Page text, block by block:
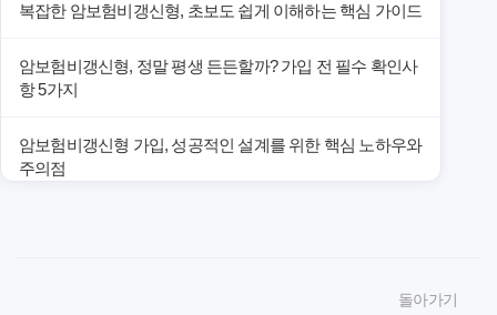
복잡한 암보험비갱신형, 초보도 쉽게 이해하는 핵심 가이드
암보험비갱신형, 정말 평생 든든할까? 가입 전 필수 확인사
항 5가지
암보험비갱신형 가입, 성공적인 설계를 위한 핵심 노하우와
주의점
돌아가기